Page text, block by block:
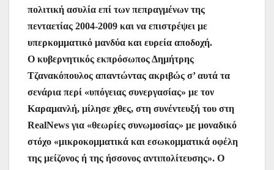
πολιτική ασυλία επί των πεπραγμένων της
πενταετίας 2004-2009 και να επιστρέψει με
υπερκομματικό μανδύα και ευρεία αποδοχή.
Ο κυβερνητικός εκπρόσωπος Δημήτρης
Τζανακόπουλος απαντώντας ακριβώς σ’ αυτά τα
σενάρια περί «υπόγειας συνεργασίας» με τον
Καραμανλή, μίλησε χθες, στη συνέντευξή του στη
RealNews για «θεωρίες συνωμοσίας» με μοναδικό
στόχο «μικροκομματικά και εσωκομματικά οφέλη
της μείζονος ή της ήσσονος αντιπολίτευσης». Ο